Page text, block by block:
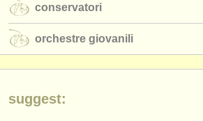
conservatori
orchestre giovanili
suggest: